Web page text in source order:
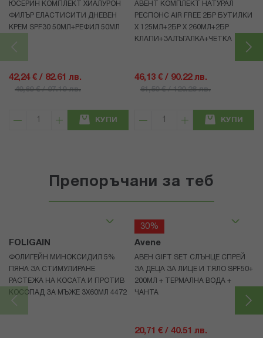
ЮСЕРИН КОМПЛЕКТ ХИАЛУРОН
ФИЛЪР ЕЛАСТИСИТИ ДНЕВЕН
КРЕМ SPF30 50МЛ+РЕФИЛ 50МЛ
42,24 € / 82.61 лв.
49,69 € / 97.19 лв.
КУПИ
АВЕНТ КОМПЛЕКТ НАТУРАЛ
РЕСПОНС AIR FREE 2БР БУТИЛКИ
Х 125МЛ+2БР Х 260МЛ+2БР
КЛАПИ+ЗАЛЪГАЛКА+ЧЕТКА
46,13 € / 90.22 лв.
61,50 € / 120.28 лв.
КУПИ
Препоръчани за теб
FOLIGAIN
ФОЛИГЕЙН МИНОКСИДИЛ 5%
ПЯНА ЗА СТИМУЛИРАНЕ
РАСТЕЖА НА КОСАТА И ПРОТИВ
КОСОПАД ЗА МЪЖЕ 3X60МЛ 4472
30%
Avene
АВЕН GIFT SET СЛЪНЦЕ СПРЕЙ
ЗА ДЕЦА ЗА ЛИЦЕ И ТЯЛО SPF50+
200МЛ + ТЕРМАЛНА ВОДА +
ЧАНТА
20,71 € / 40.51 лв.